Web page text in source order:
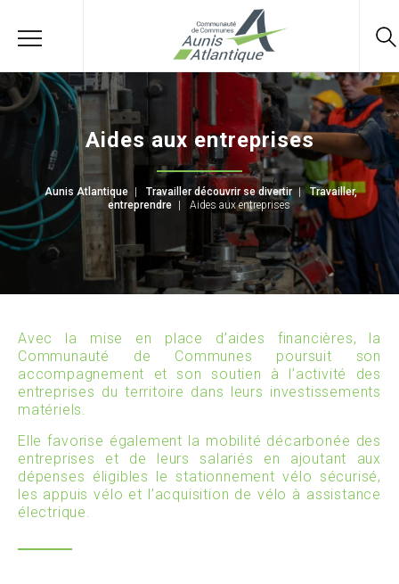
Aides aux entreprises
Aunis Atlantique Travailler découvrir se divertir |
Travailler,
entreprendre
Aides aux entreprises
Avec la mise en place d’aides financières, la
Communauté de Communes poursuit son
accompagnement et son soutien à l’activité des
entreprises du territoire dans leurs investissements
matériels.
Elle favorise également la mobilité décarbonée des
entreprises et de leurs salariés en ajoutant aux
dépenses éligibles le stationnement vélo sécurisé,
les appuis vélo et l’acquisition de vélo à assistance
électrique.